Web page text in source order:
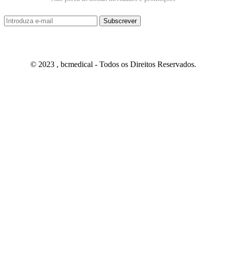
© 2023 , bcmedical - Todos os Direitos Reservados.